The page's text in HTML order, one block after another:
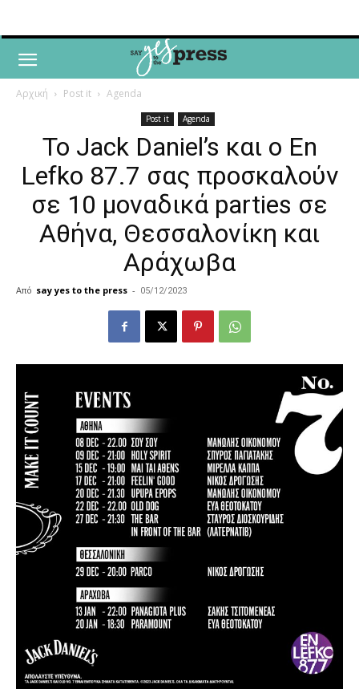
Αρχική Post it Agenda
Post it Agenda
Το Jack Daniel’s και ο En
Lefko 87.7 σας προσκαλούν
σε 10 μοναδικά parties σε
Αθήνα, Θεσσαλονίκη και
Αράχωβα
Από say yes to the press - 05/12/2023